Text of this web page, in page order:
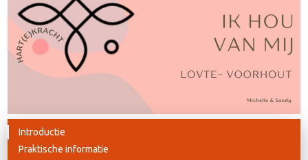
Introductie
Praktische informatie